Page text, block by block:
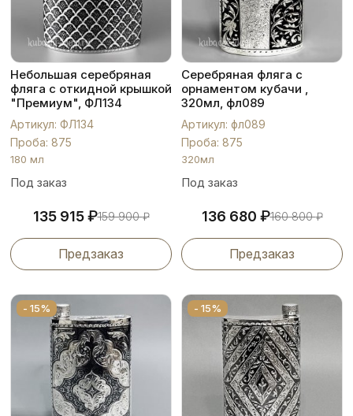
Небольшая серебряная
фляга с откидной крышкой
"Премиум", ФЛ134
Артикул: ФЛ134
Проба: 875
180 мл
Под заказ
135 915₽159 900₽
Предзаказ
Серебряная фляга с
орнаментом кубачи ,
320мл, фл089
Артикул: фл089
Проба: 875
320мл
Под заказ
136 680 ₽160 800₽
Предзаказ
- 15% - 15%